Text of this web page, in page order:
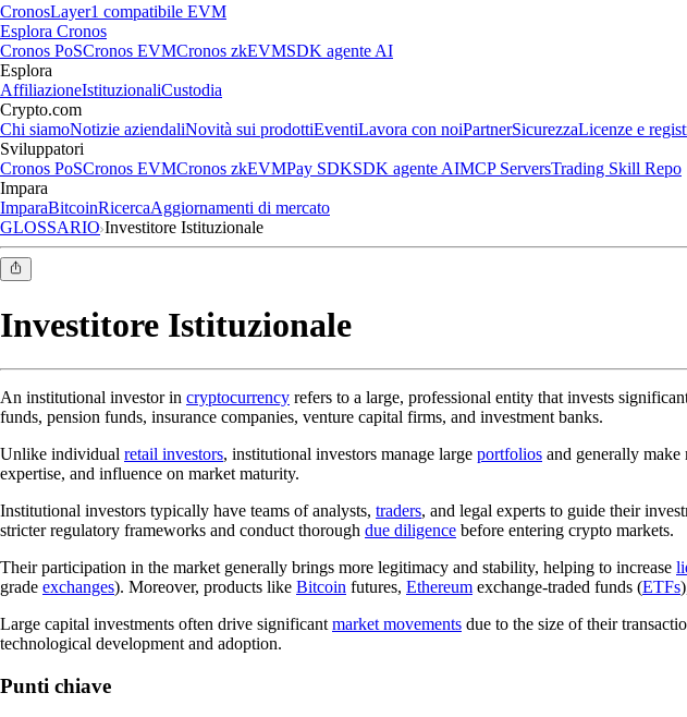
CronosLayer1 compatibile EVM
Esplora Cronos
Cronos PoSCronos EVMCronos zkEVMSDK agente AI
Esplora
AffiliazioneIstituzionaliCustodia
Crypto.com
Chi siamoNotizie aziendaliNovità sui prodottiEventiLavora con noiPartnerSicurezzaLicenze e
Sviluppatori
Cronos PoSCronos EVMCronos zkEVMPay SDKSDK agente AIMCP ServersTrading Skill Repo
Impara
ImparaBitcoinRicercaAggiornamenti di mercato
GLOSSARIO Investitore Istituzionale
Investitore Istituzionale
An institutional investor in cryptocurrency refers to a large, professional entity that invests
funds, pension funds, insurance companies, venture capital firms, and investment banks.
Unlike individual retail investors, institutional investors manage large portfolios and generally make
expertise, and influence on market maturity.
Institutional investors typically have teams of analysts, traders, and legal experts to guide their
stricter regulatory frameworks and conduct thorough due diligence before entering crypto markets.
Their participation in the market generally brings more legitimacy and stability, helping to increase
grade exchanges). Moreover, products like Bitcoin futures, Ethereum exchange-traded funds (ETFs
Large capital investments often drive significant market movements due to the size of their
technological development and adoption.
Punti chiave